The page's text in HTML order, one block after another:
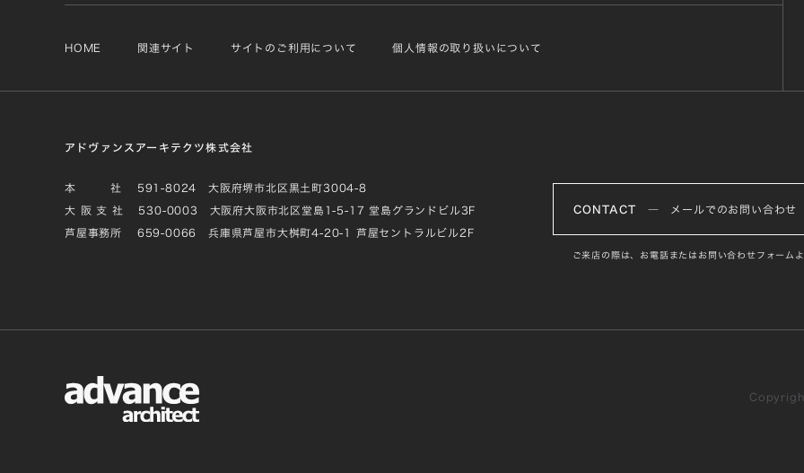
HOME 関連サイト サイトのご利用について 個人情報の取り扱いについて
アドヴァンスアーキテクツ株式会社
本 社 591-8024 大阪府堺市北区黒土町3004-8
大 阪 支 社 530-0003 大阪府大阪市北区堂島1-5-17 堂島グランドビル3F
芦屋事務所 659-0066 兵庫県芦屋市大桝町4-20-1 芦屋セントラルビル2F
CONTACT ― メールでのお問い合わせ
ご来店の際は、お電話またはお問い合わせフォーム